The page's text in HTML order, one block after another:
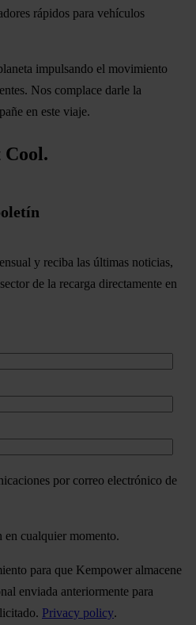
rápidos para vehículos
impulsando el movimiento
Nos complace darle la
en este viaje.
Cool.
y reciba las últimas noticias,
de la recarga directamente en
por correo electrónico de
en cualquier momento.
para que Kempower almacene
enviada anteriormente para
Privacy policy.